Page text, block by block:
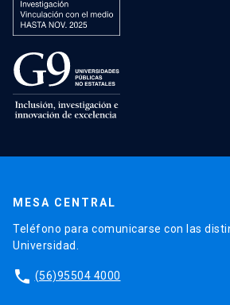
MESA CENTRAL
Teléfono para comunicarse con las
Universidad.
phone (56)95504 4000